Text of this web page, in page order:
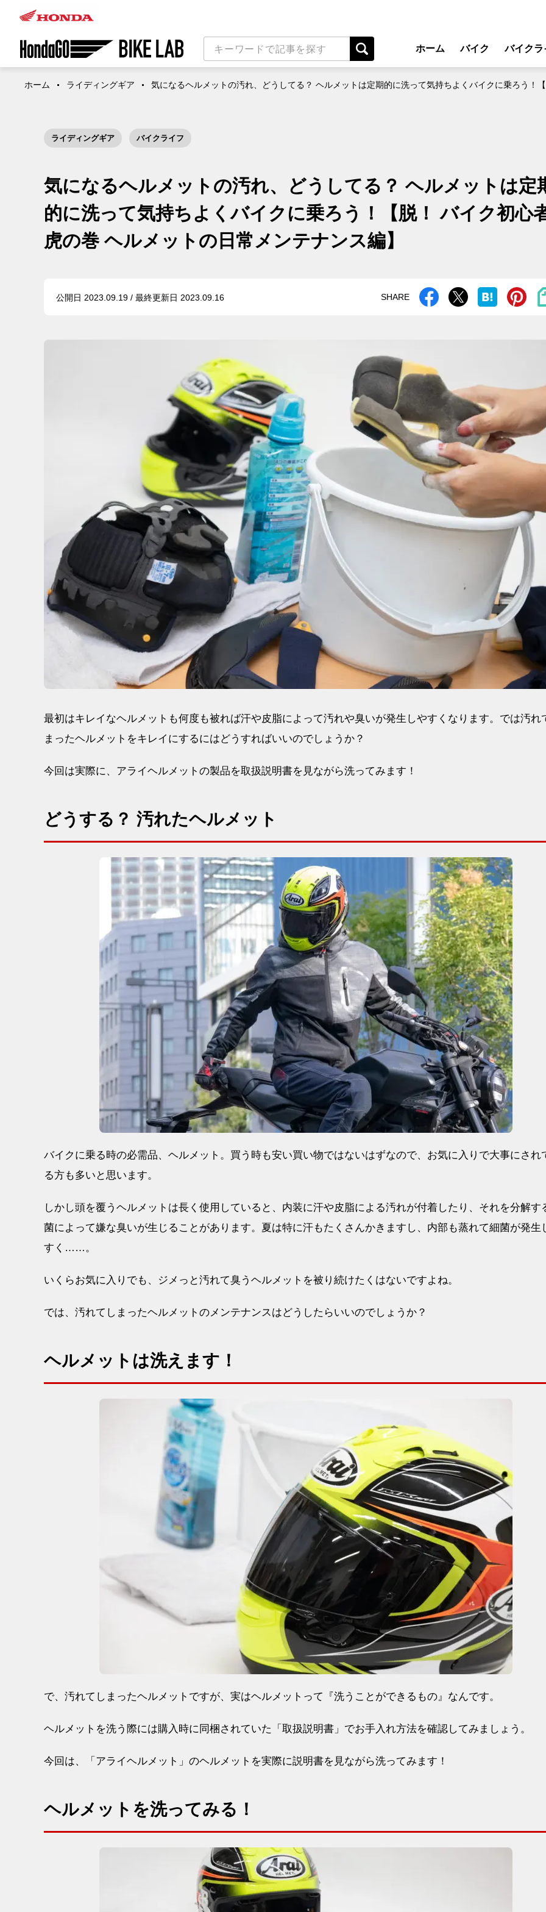
ホーム バイク
ビジネス
バイクラ
レンタルバ
メンテナ
ホーム ライディングギア 気になるヘルメットの汚れ、どうしてる？ ヘルメットは定期的に洗って気持ちよくバイクに乗ろう！
ライディングギア バイクライフ
気になるヘルメットの汚れ、どうしてる？ ヘルメットは定
的に洗って気持ちよくバイクに乗ろう！【脱！ バイク初心
虎の巻 ヘルメットの日常メンテナンス編】
公開日 2023.09.19 / 最終更新日 2023.09.16 SHARE
最初はキレイなヘルメットも何度も被れば汗や皮脂によって汚れや臭いが発生しやすくなります。では汚れ
まったヘルメットをキレイにするにはどうすればいいのでしょうか？
今回は実際に、アライヘルメットの製品を取扱説明書を見ながら洗ってみます！
どうする？ 汚れたヘルメット
バイクに乗る時の必需品、ヘルメット。買う時も安い買い物ではないはずなので、お気に入りで大事にされ
る方も多いと思います。
しかし頭を覆うヘルメットは長く使用していると、内装に汗や皮脂による汚れが付着したり、それを分解す
菌によって嫌な臭いが生じることがあります。夏は特に汗もたくさんかきますし、内部も蒸れて細菌が発生
すく……。
いくらお気に入りでも、ジメっと汚れて臭うヘルメットを被り続けたくはないですよね。
では、汚れてしまったヘルメットのメンテナンスはどうしたらいいのでしょうか？
ヘルメットは洗えます！
で、汚れてしまったヘルメットですが、実はヘルメットって『洗うことができるもの』なんです。
ヘルメットを洗う際には購入時に同梱されていた「取扱説明書」でお手入れ方法を確認してみましょう。
今回は、「アライヘルメット」のヘルメットを実際に説明書を見ながら洗ってみます！
ヘルメットを洗ってみる！